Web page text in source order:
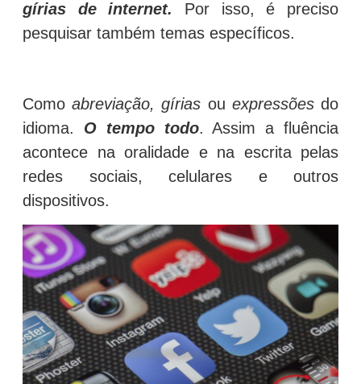
gírias de internet. Por isso, é preciso
pesquisar também temas específicos.
Como abreviação, gírias ou expressõesdo
idioma. O tempo todo. Assim a fluência
acontece na oralidade e na escrita pelas
redes sociais, celulares e outros
dispositivos.